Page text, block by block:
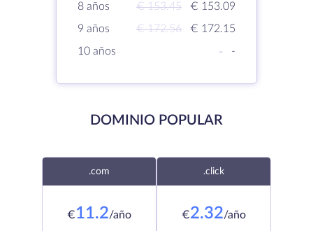
8 años
€ 153.45
€ 153.09
9 años
€ 172.56
€ 172.15
10 años
- -
DOMINIO POPULAR
.com
€11.2/año
.click
€2.32/año